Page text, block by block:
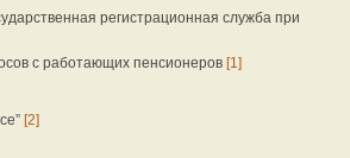
регистрационная служба при
с работающих пенсионеров [1]
[2]